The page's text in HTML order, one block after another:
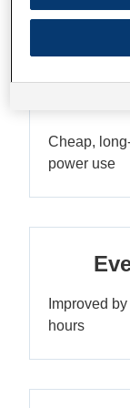
Cheap,
power use
Improved
hours